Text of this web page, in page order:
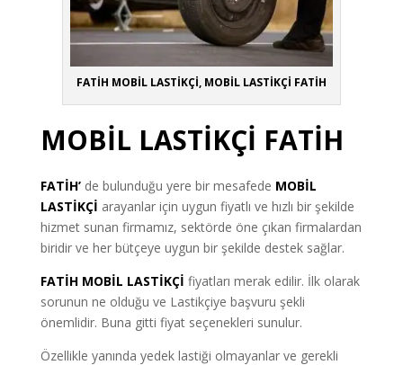
FATİH MOBİL LASTİKÇİ, MOBİL LASTİKÇİ FATİH
MOBİL LASTİKÇİ FATİH
FATİH’ de bulunduğu yere bir mesafede MOBİL
LASTİKÇİ arayanlar için uygun fiyatlı ve hızlı bir şekilde
hizmet sunan firmamız, sektörde öne çıkan firmalardan
biridir ve her bütçeye uygun bir şekilde destek sağlar.
FATİH MOBİL LASTİKÇİ fiyatları merak edilir. İlk olarak
sorunun ne olduğu ve Lastikçiye başvuru şekli
önemlidir. Buna gitti fiyat seçenekleri sunulur.
Özellikle yanında yedek lastiği olmayanlar ve gerekli